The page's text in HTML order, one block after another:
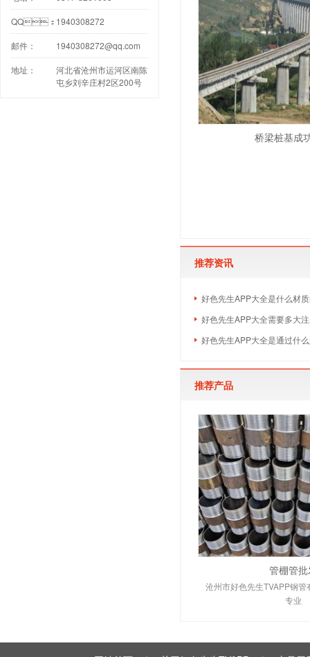
桥梁桩基成
推荐资讯
好色先生APP大全是什么材
好色先生APP大全需要多大
好色先生APP大全是通过什
推荐产品
管棚管
沧州市好色先生TVAPP钢
专业
QQ： 1940308272
邮件： 1940308272@qq.com
地址：
河北省沧州市运河区南陈
屯乡刘辛庄村2区200号